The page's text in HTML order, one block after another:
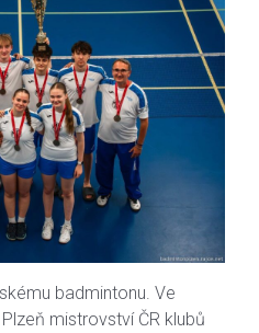
badmintonu. Ve
mistrovství ČR klubů